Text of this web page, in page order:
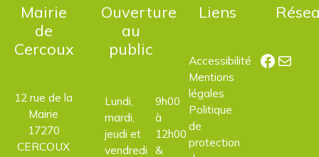
Mairie
de
Cercoux
12 rue de la
Mairie
17270
CERCOUX
Ouverture
au
public
Lundi,
mardi,
jeudi et
vendredi
9h00
à
12h00
&
Liens
Accessibilité
Mentions
légales
Politique
de
protection
E-mail